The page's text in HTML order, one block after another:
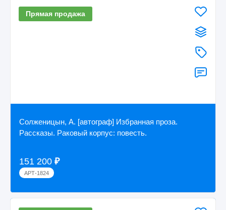
Прямая продажа
Солженицын, А. [автограф] Избранная проза.
Рассказы. Раковый корпус: повесть.
151 200 ₽
АРТ-1824